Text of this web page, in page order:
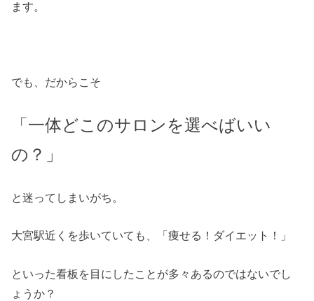
ます。
でも、だからこそ
「一体どこのサロンを選べばいい
の？」
と迷ってしまいがち。
大宮駅近くを歩いていても、「痩せる！ダイエット！」
といった看板を目にしたことが多々あるのではないでし
ょうか？